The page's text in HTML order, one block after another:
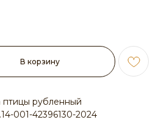
В корзину
птицы рубленный
001-42396130-2024